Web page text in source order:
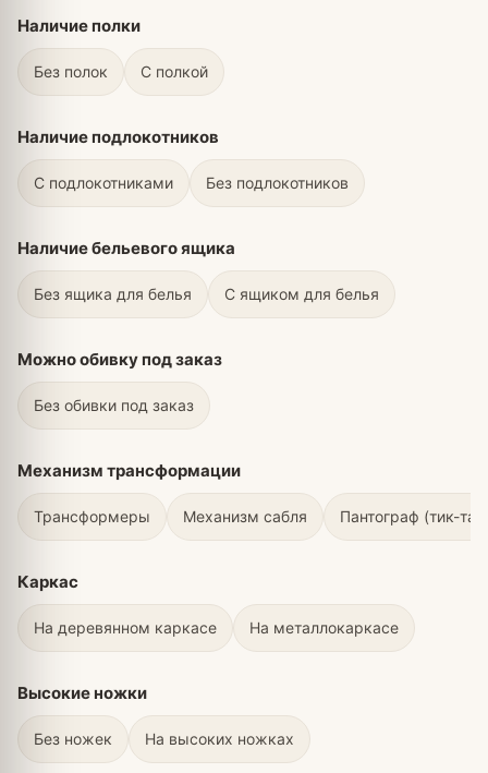
Наличие полки
Без полок С полкой
Наличие подлокотников
С подлокотниками Без подлокотников
Наличие бельевого ящика
Без ящика для белья С ящиком для белья
Можно обивку под заказ
Без обивки под заказ
Механизм трансформации
Трансформеры Механизм сабля Пантограф (тик-
Каркас
На деревянном каркасе На металлокаркасе
Высокие ножки
Без ножек На высоких ножках